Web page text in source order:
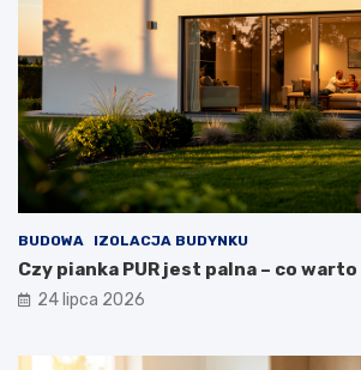
BUDOWA IZOLACJA BUDYNKU
Czy pianka PUR jest palna – co
24 lipca 2026